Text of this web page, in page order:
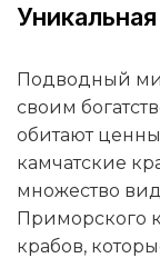
Подводный
своим
обитают
камчатские
множество
Приморского
крабов,